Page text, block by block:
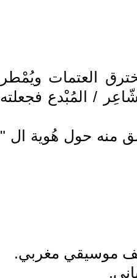
العتمات ويُمْطر
/ المُبْدع فجعلته
منه حول هُوية ال "
موسيقي مغربي.